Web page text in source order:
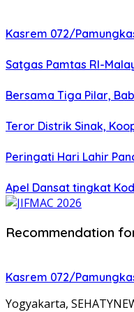
Kasrem 072/
Satgas Pamtas RI-
Bersama Tiga Pilar,
Teror Distrik Sinak,
Peringati Hari Lahir
Apel Dansat tingkat
Recommendation
Kasrem 072/
Yogyakarta,